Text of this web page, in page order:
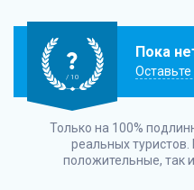
?
/ 10
Пока
Только на 100%
реальных туристов.
положительные, так